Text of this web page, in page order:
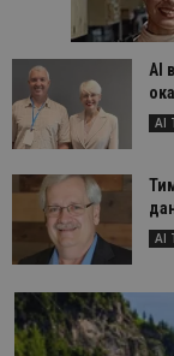
AI
AI
AI